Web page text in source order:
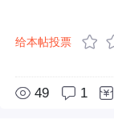
给本帖投票
49 1